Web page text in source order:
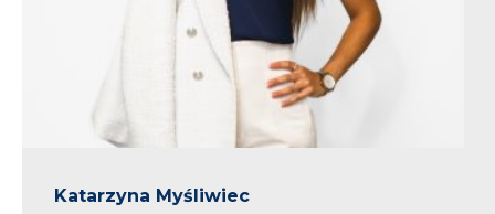
Katarzyna Myśliwiec